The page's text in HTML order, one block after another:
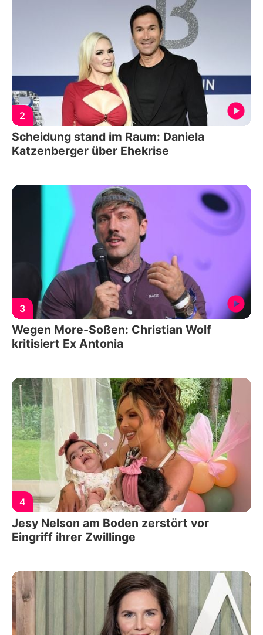
2
Scheidung stand im Raum: Daniela
Katzenberger über Ehekrise
3
Wegen More-Soßen: Christian Wolf
kritisiert Ex Antonia
4
Jesy Nelson am Boden zerstört vor
Eingriff ihrer Zwillinge